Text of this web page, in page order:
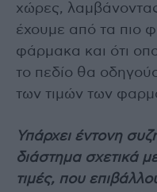
χώρες,
έχουμε από τα πιο
φάρμακα και ότι
το πεδίο θα
των τιμών των
Υπάρχει έντονη
διάστημα σχετικά
τιμές, που